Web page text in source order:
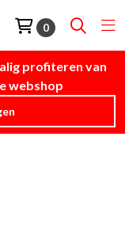
0
profiteren van
webshop